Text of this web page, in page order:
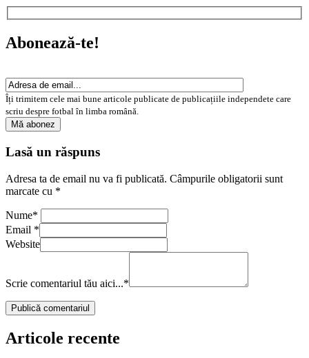
Abonează-te!
Îți trimitem cele mai bune articole publicate de publicațiile independete care
scriu despre fotbal în limba română.
Lasă un răspuns
Adresa ta de email nu va fi publicată. Câmpurile obligatorii sunt
marcate cu *
Nume*
Email *
Website
Scrie comentariul tău aici...*
Articole recente